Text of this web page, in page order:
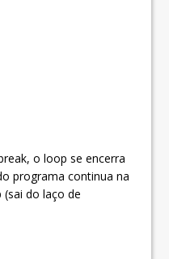
o loop se encerra
programa continua na
do laço de